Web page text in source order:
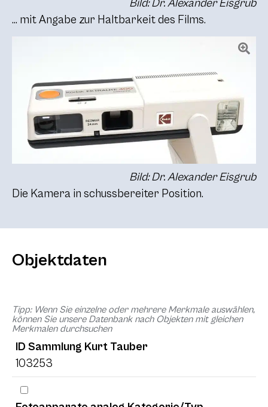
Bild: Dr. Alexander Eisgrub
… mit Angabe zur Haltbarkeit des Films.
Bild: Dr. Alexander Eisgrub
Die Kamera in schussbereiter Position.
Objektdaten
Tipp: Wenn Sie einzelne oder mehrere Merkmale auswählen,
können Sie unsere Datenbank nach Objekten mit gleichen
Merkmalen durchsuchen
ID Sammlung Kurt Tauber
103253